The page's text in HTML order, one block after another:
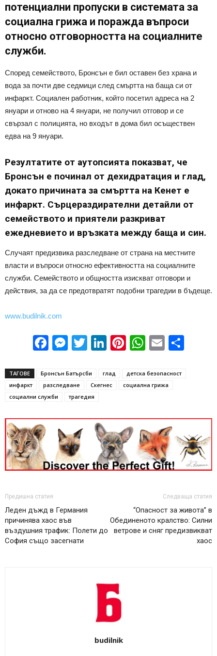
потенциални пропуски в системата за
социална грижа и поражда въпроси
относно отговорността на социалните
служби.
Според семейството, Бронсън е бил оставен без храна и
вода за почти две седмици след смъртта на баща си от
инфаркт. Социален работник, който посетил адреса на 2
януари и отново на 4 януари, не получил отговор и се
свързал с полицията, но входът в дома бил осъществен
едва на 9 януари.
Резултатите от аутопсията показват, че
Бронсън е починал от дехидратация и глад,
докато причината за смъртта на Кенет е
инфаркт. Сърцераздирателни детайли от
семейството и приятели разкриват
ежедневието и връзката между баща и син.
Случаят предизвика разследване от страна на местните
власти и въпроси относно ефективността на социалните
служби. Семейството и общността изискват отговори и
действия, за да се предотвратят подобни трагедии в бъдеще.
www.budilnik.com
Facebook
Messenger
Twitter
LinkedIn
Pinterest
WhatsApp
Email
ТАГОВЕ Бронсън Батърсби глад
детска безопасност
инфаркт
разследване Скегнес
социална грижа
социални служби
трагедия
Предишна статия
Леден дъжд в Германия
причинява хаос във
въздушния трафик: Полети до
София също засегнати
Следваща статия
“Опасност за живота” в
Обединеното кралство: Силни
ветрове и сняг предизвикват
хаос
budilnik